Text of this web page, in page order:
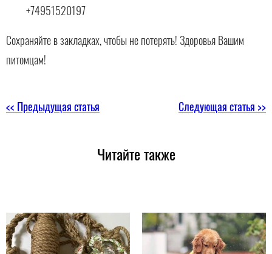
+74951520197
Сохраняйте в закладках, чтобы не потерять! Здоровья Вашим
питомцам!
<< Предыдущая статья Следующая статья >>
Читайте также